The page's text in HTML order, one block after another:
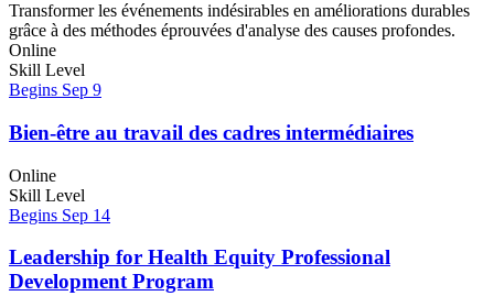
Transformer les événements indésirables en améliorations durables
grâce à des méthodes éprouvées d'analyse des causes profondes.
Online
Skill Level
Begins Sep 9
Bien-être au travail des cadres intermédiaires
Online
Skill Level
Begins Sep 14
Leadership for Health Equity Professional
Development Program